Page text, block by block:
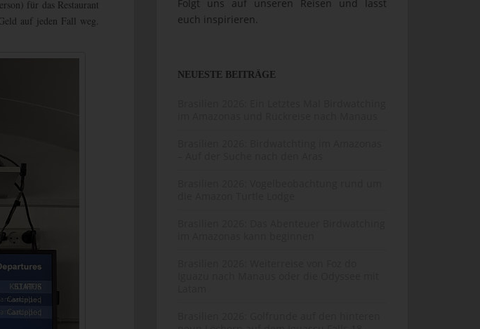
für das Restaurant
auf jeden Fall weg.
Folgt uns auf unseren Reisen und lasst
euch inspirieren.
NEUESTE BEITRÄGE